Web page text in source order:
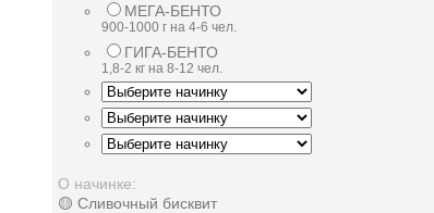
МЕГА-БЕНТО
900-1000 г на 4-6 чел.
ГИГА-БЕНТО
1,8-2 кг на 8-12 чел.
О начинке:
🟡 Сливочный бисквит